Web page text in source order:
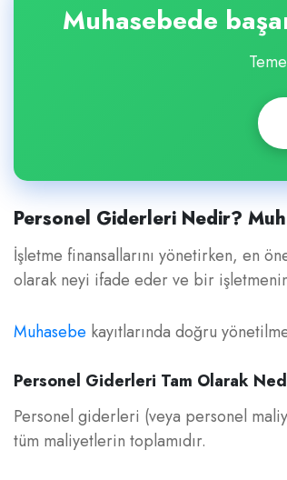
Muhasebede
Personel Giderleri Nedir?
İşletme finansallarını yönetirken, en
olarak neyi ifade eder ve bir
Muhasebe kayıtlarında doğru
Personel Giderleri Tam Olarak
Personel giderleri (veya personel
tüm maliyetlerin toplamıdır.